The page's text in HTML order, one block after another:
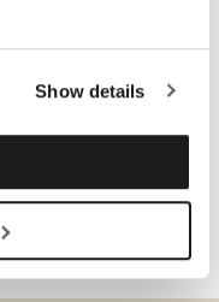
Show details